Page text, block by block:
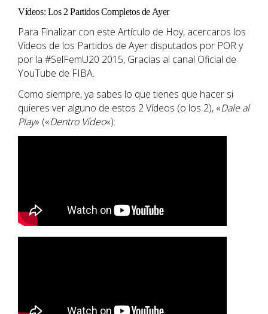
Vídeos: Los 2 Partidos Completos de Ayer
Para Finalizar con este Artículo de Hoy, acercaros los
Vídeos de los Partidos de Ayer disputados por POR y
por la #SelFemU20 2015, Gracias al canal Oficial de
YouTube de FIBA.
Como siempre, ya sabes lo que tienes que hacer si
quieres ver alguno de estos 2 Vídeos (o los 2), «Dale al
Play» («Dentro Vídeo«):